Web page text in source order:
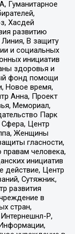
Хасдей
развитию
В защиту
и социальных
инициатив
здоровья и
фонд помощи
Новое время,
Анна, Проект
Мемориал,
Парк
Центр
Женщины
гласности,
правам человека,
инициатив
действие, Центр
Сутяжник,
развития
в
стран,
Р,